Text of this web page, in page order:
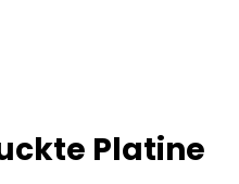
Platine